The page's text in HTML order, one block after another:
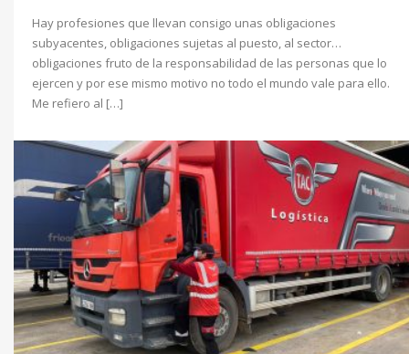
Hay profesiones que llevan consigo unas obligaciones
subyacentes, obligaciones sujetas al puesto, al sector…
obligaciones fruto de la responsabilidad de las personas que lo
ejercen y por ese mismo motivo no todo el mundo vale para ello.
Me refiero al […]